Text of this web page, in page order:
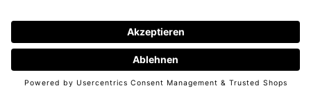
AGBWiderrufsbelehrung
Impressum
© 2026
* inkl. 19 % MwSt.,inkl. Versandkosten